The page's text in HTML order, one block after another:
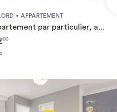
APPARTEMENT
par particulier, a...
CC